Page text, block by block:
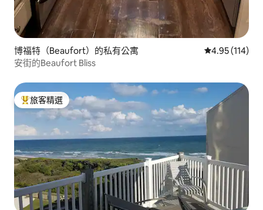
博福特（Beaufort）的私有公寓 從 114 則評價
4.95 (114)
安街的Beaufort Bliss
旅客精選榜首
旅客精選